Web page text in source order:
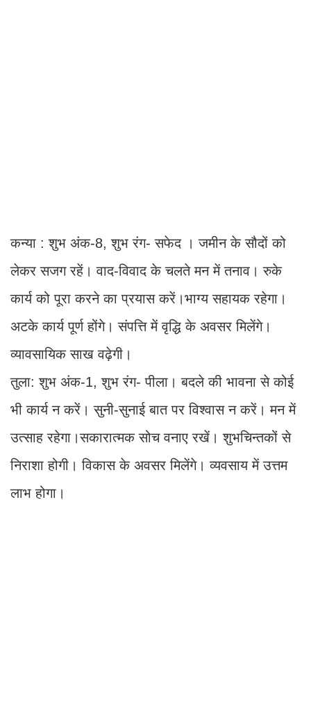
कन्या : शुभ अंक-8, शुभ रंग- सफेद । जमीन के सौदों को
लेकर सजग रहें। वाद-विवाद के चलते मन में तनाव। रुके
कार्य को पूरा करने का प्रयास करें।भाग्य सहायक रहेगा।
अटके कार्य पूर्ण होंगे। संपत्ति में वृद्धि के अवसर मिलेंगे।
व्यावसायिक साख वढ़ेगी।
तुला: शुभ अंक-1, शुभ रंग- पीला। बदले की भावना से कोई
भी कार्य न करें। सुनी-सुनाई बात पर विश्वास न करें। मन में
उत्साह रहेगा।सकारात्मक सोच वनाए रखें। शुभचिन्तकों से
निराशा होगी। विकास के अवसर मिलेंगे। व्यवसाय में उत्तम
लाभ होगा।